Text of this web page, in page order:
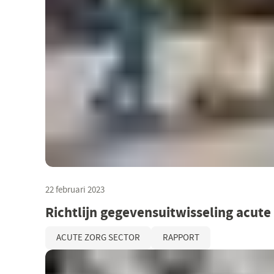
22 februari 2023
Richtlijn gegevensuitwisseling
ACUTE ZORG SECTOR RAPPORT